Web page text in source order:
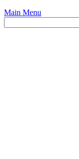
Main Menu